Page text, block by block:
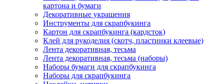
картона и бумаги
Декоративные украшения
Инструменты для скрапбукинга
Картон для скрапбукинга (кардсток)
Клей для рукоделия (скотч, пластинки клеевые)
Лента декоративная, тесьма
Лента декоративная, тесьма (наборы)
Наборы бумаги для скрапбукинга
Наборы для скрапбукинга